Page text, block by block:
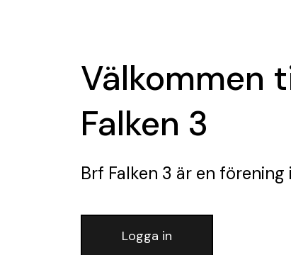
Välkommen
Falken 3
Brf Falken 3 är en förening
Logga in